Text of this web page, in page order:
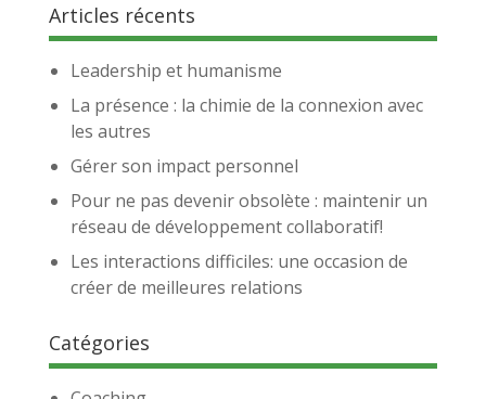
Articles récents
Leadership et humanisme
La présence : la chimie de la connexion avec
les autres
Gérer son impact personnel
Pour ne pas devenir obsolète : maintenir un
réseau de développement collaboratif!
Les interactions difficiles: une occasion de
créer de meilleures relations
Catégories